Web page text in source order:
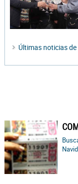
Últimas noticias